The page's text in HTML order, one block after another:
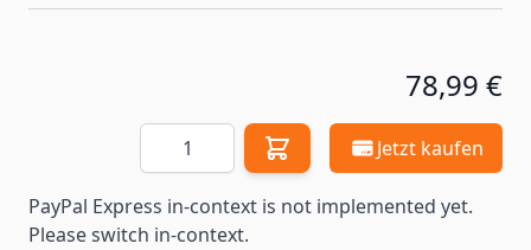
78,99 €
Menge Jetzt kaufen
PayPal Express in-context is not implemented yet.
Please switch in-context.